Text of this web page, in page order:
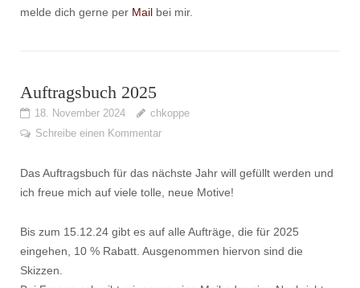
melde dich gerne per Mailbei mir.
Auftragsbuch 2025
18. November 2024
chkoppe
Schreibe einen Kommentar
Das Auftragsbuch für das nächste Jahr will gefüllt werden und
ich freue mich auf viele tolle, neue Motive!
Bis zum 15.12.24 gibt es auf alle Aufträge, die für 2025
eingehen, 10 % Rabatt. Ausgenommen hiervon sind die
Skizzen.